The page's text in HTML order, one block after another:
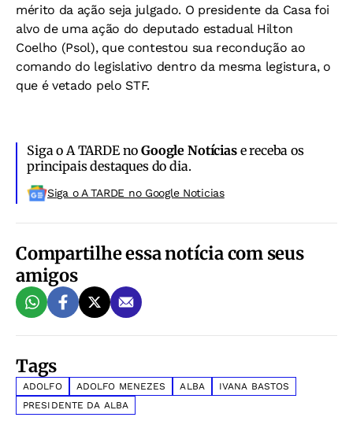
mérito da ação seja julgado. O presidente da Casa foi
alvo de uma ação do deputado estadual Hilton
Coelho (Psol), que contestou sua recondução ao
comando do legislativo dentro da mesma legistura, o
que é vetado pelo STF.
Siga o A TARDE noGoogle Notíciase receba os
principais destaques do dia.
Siga o A TARDE no Google Noticias
Compartilhe essa notícia com seus
amigos
Tags
ADOLFO ADOLFO MENEZES ALBA
IVANA BASTOS
PRESIDENTE DA ALBA